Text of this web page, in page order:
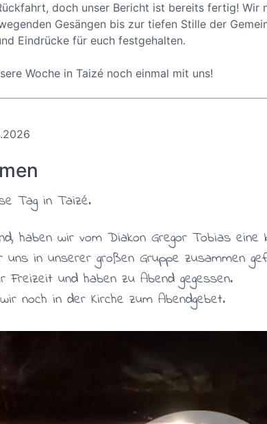
doch unser Bericht ist bereits fertig! Wir
Gesängen bis zur tiefen Stille der
Eindrücke für euch festgehalten.
Woche in Taizé noch einmal mit uns!
Tag in Taizé.
haben wir vom Diakon Gregor Tobias eine
in unserer großen Gruppe zusammen
Freizeit und haben zu Abend gegessen.
noch in der Kirche zum Abendgebet.